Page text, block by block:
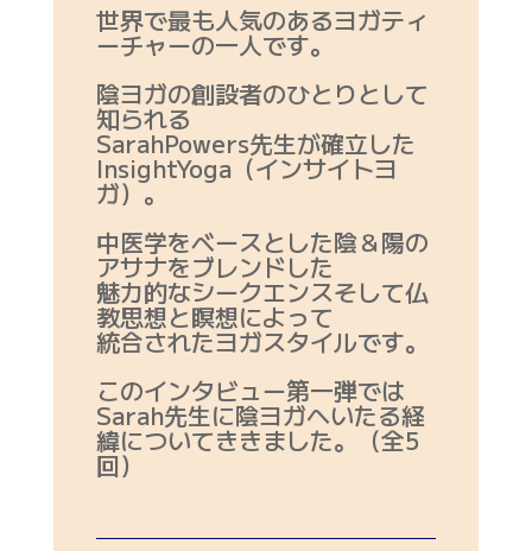
世界で最も人気のあるヨガティ
ーチャーの一人です。
陰ヨガの創設者のひとりとして
知られる
SarahPowers先生が確立した
InsightYoga（インサイトヨ
ガ）。
中医学をベースとした陰＆陽の
アサナをブレンドした
魅力的なシークエンスそして仏
教思想と瞑想によって
統合されたヨガスタイルです。
このインタビュー第一弾では
Sarah先生に陰ヨガへいたる経
緯についてききました。（全5
回）